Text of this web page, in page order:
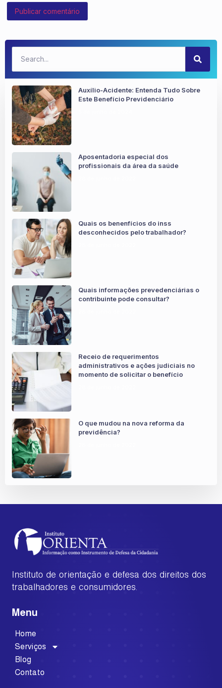
Auxílio-Acidente: Entenda Tudo Sobre
Este Benefício Previdenciário
Aposentadoria especial dos
profissionais da área da saúde
Quais os benenfícios do inss
desconhecidos pelo trabalhador?
Quais informações prevedenciárias o
contribuinte pode consultar?
Receio de requerimentos
administrativos e ações judiciais no
momento de solicitar o benefício
O que mudou na nova reforma da
previdência?
Instituto de orientação e defesa dos direitos dos
trabalhadores e consumidores.
Menu
Home
Serviços
Blog
Contato